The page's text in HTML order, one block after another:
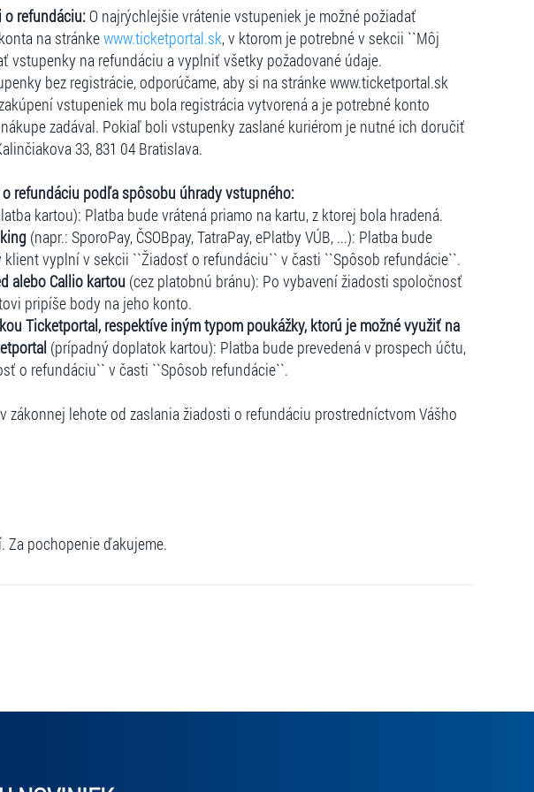
refundáciu: O najrýchlejšie vrátenie vstupeniek je možné požiadať
na stránkewww.ticketportal.sk, v ktorom je potrebné v sekcii ``Môj
vstupenky na refundáciu a vyplniť všetky požadované údaje.
bez registrácie, odporúčame, aby si na stránke www.ticketportal.sk
vstupeniek mu bola registrácia vytvorená a je potrebné konto
zadával. Pokiaľ boli vstupenky zaslané kuriérom je nutné ich doručiť
33, 831 04 Bratislava.
refundáciu podľa spôsobu úhrady vstupného:
kartou): Platba bude vrátená priamo na kartu, z ktorej bola hradená.
(napr.: SporoPay, ČSOBpay, TatraPay, ePlatby VÚB, ...): Platba bude
vyplní v sekcii ``Žiadosť o refundáciu`` v časti ``Spôsob refundácie``.
alebo Callio kartou (cez platobnú bránu): Po vybavení žiadosti spoločnosť
pripíše body na jeho konto.
Ticketportal, respektíve iným typom poukážky, ktorú je možné využiť na
(prípadný doplatok kartou): Platba bude prevedená v prospech účtu,
o refundáciu`` v časti ``Spôsob refundácie``.
zákonnej lehote od zaslania žiadosti o refundáciu prostredníctvom Vášho
Za pochopenie ďakujeme.